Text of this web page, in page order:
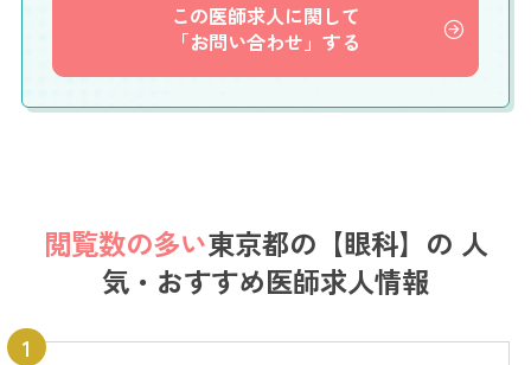
この医師求人に関して
「お問い合わせ」する
閲覧数の多い東京都の【眼科】の 人
気・おすすめ医師求人情報